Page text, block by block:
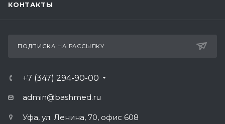
КОНТАКТЫ
ПОДПИСКА НА РАССЫЛКУ
+7 (347) 294-90-00
admin@bashmed.ru
Уфа, ул. Ленина, 70, офис 608